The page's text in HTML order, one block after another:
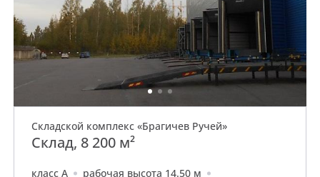
Складской комплекс «Брагичев Ручей»
Склад, 8 200 м²
класс A
рабочая высота 14.50 м